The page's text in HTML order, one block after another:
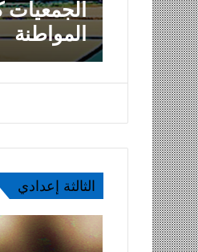
الجمعيات
المواطنة
الثالثة إعدادي